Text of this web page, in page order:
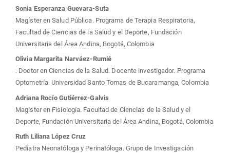
Contenido
principal
del
artículo
Sonia Esperanza Guevara-Suta
Magíster en Salud Pública. Programa de Terapia Respiratoria,
Facultad de Ciencias de la Salud y el Deporte, Fundación
Universitaria del Área Andina, Bogotá, Colombia
Olivia Margarita Narváez-Rumié
. Doctor en Ciencias de la Salud. Docente investigador. Programa
Optometría. Universidad Santo Tomas de Bucaramanga, Colombia
Adriana Rocío Gutiérrez-Galvis
Magíster en Fisiología. Facultad de Ciencias de la Salud y el
Deporte, Fundación Universitaria del Área Andina, Bogotá, Colombia
Ruth Liliana López Cruz
Pediatra Neonatóloga y Perinatóloga. Grupo de Investigación